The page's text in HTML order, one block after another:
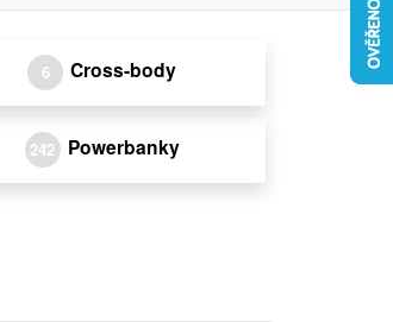
6 Cross-body
242 Powerbanky